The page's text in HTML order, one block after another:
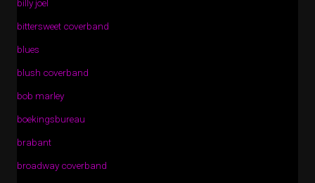
billy joel
bittersweet coverband
blues
blush coverband
bob marley
boekingsbureau
brabant
broadway coverband